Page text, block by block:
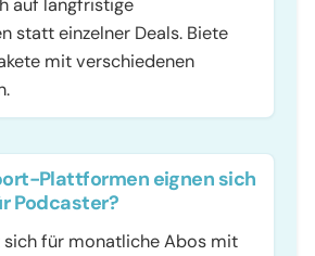
statt einzelner Deals. Biete
mit verschiedenen
Plattformen eignen sich
Podcaster?
sich für monatliche Abos mit